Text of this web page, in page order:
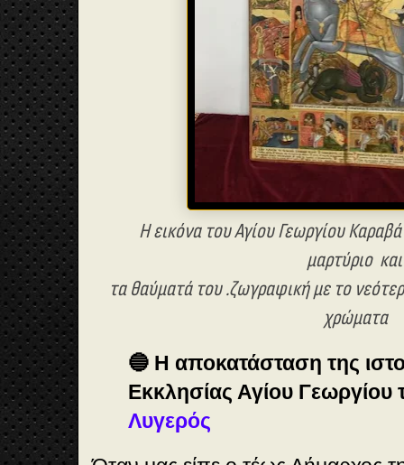
Η εικόνα του Αγίου Γεωργίου
μαρτύριο
τα θαύματά του .ζωγραφική με το
χρώματα
🔵 Η αποκατάσταση της
Εκκλησίας Αγίου Γεωργίου
Λυγερός